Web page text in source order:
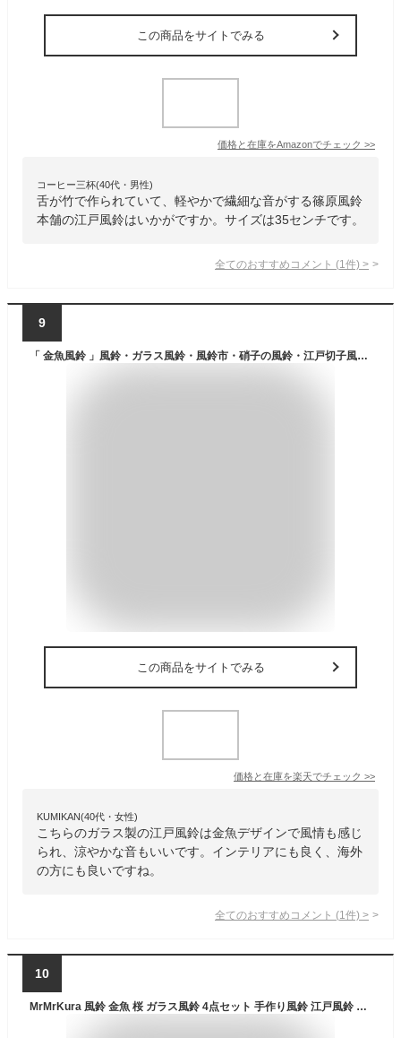
この商品をサイトでみる
価格と在庫をAmazonでチェック >>
コーヒー三杯(40代・男性)
舌が竹で作られていて、軽やかで繊細な音がする篠原風鈴
本舗の江戸風鈴はいかがですか。サイズは35センチです。
全てのおすすめコメント (1 件) >
9
「 金魚風鈴 」風鈴・ガラス風鈴・風鈴市・硝子の風鈴・江戸切子風鈴・江戸風鈴などの通販・販売
この商品をサイトでみる
価格と在庫を楽天でチェック >>
KUMIKAN(40代・女性)
こちらのガラス製の江戸風鈴は金魚デザインで風情も感じ
られ、涼やかな音もいいです。インテリアにも良く、海外
の方にも良いですね。
全てのおすすめコメント (1 件) >
10
MrMrKura 風鈴 金魚 桜 ガラス風鈴 4点セット 手作り風鈴 江戸風鈴 可愛い 玄関風鈴 ウインドチャイム オシャレ 澄んだ音 屋外 屋内 厄除く 幸運 プレゼント おしゃれ インテリア ギフト ホーム飾り (金魚)